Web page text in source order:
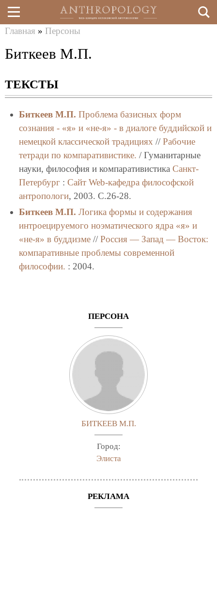
Перейти
к
содержанию
здесь
Главная » Персоны
Биткеев М.П.
ТЕКСТЫ
Биткеев М.П. Проблема базисных форм
сознания - «я» и «не-я» - в диалоге буддийской и
немецкой классической традициях // Рабочие
тетради по компаративистике. / Гуманитарные
науки, философия и компаративистика Санкт-
Петербург: Сайт Web-кафедра философской
антропологи, 2003. C.26-28.
Биткеев М.П. Логика формы и содержания
интроецируемого ноэматического ядра «я» и
«не-я» в буддизме// Россия — Запад — Восток:
компаративные проблемы современной
философии. : 2004.
ПЕРСОНА
БИТКЕЕВ М.П.
Город:
Элиста
РЕКЛАМА